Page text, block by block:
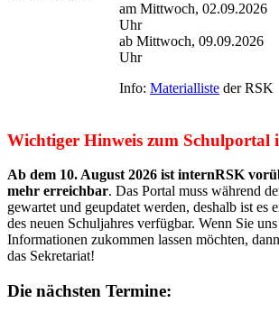
am Mittwoch,
Uhr
ab Mittwoch,
Uhr
Info: Materialliste der RSK
Wichtiger Hinweis zum Schulportal
Ab dem 10. August 2026 ist internRSK
mehr erreichbar. Das Portal muss während
gewartet und geupdatet werden, deshalb ist es
des neuen Schuljahres verfügbar. Wenn Sie
Informationen zukommen lassen möchten,
das Sekretariat!
Die nächsten Termine: